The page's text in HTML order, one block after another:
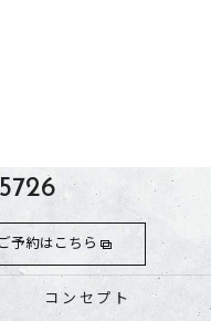
ご予約はこちら
コンセプト